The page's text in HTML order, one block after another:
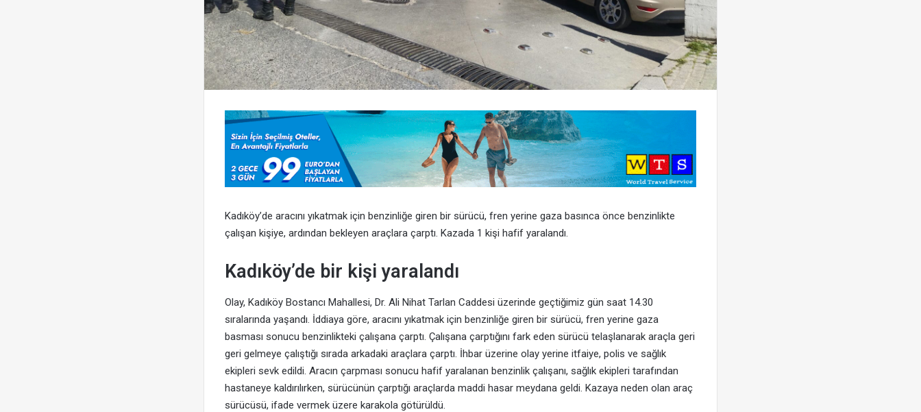
Kadıköy’de aracını yıkatmak için benzinliğe giren bir sürücü, fren yerine gaza basınca önce benzinlikte
çalışan kişiye, ardından bekleyen araçlara çarptı. Kazada 1 kişi hafif yaralandı.
Kadıköy’de bir kişi yaralandı
Olay, Kadıköy Bostancı Mahallesi, Dr. Ali Nihat Tarlan Caddesi üzerinde geçtiğimiz gün saat 14.30
sıralarında yaşandı. İddiaya göre, aracını yıkatmak için benzinliğe giren bir sürücü, fren yerine gaza
basması sonucu benzinlikteki çalışana çarptı. Çalışana çarptığını fark eden sürücü telaşlanarak araçla geri
geri gelmeye çalıştığı sırada arkadaki araçlara çarptı. İhbar üzerine olay yerine itfaiye, polis ve sağlık
ekipleri sevk edildi. Aracın çarpması sonucu hafif yaralanan benzinlik çalışanı, sağlık ekipleri tarafından
hastaneye kaldırılırken, sürücünün çarptığı araçlarda maddi hasar meydana geldi. Kazaya neden olan araç
sürücüsü, ifade vermek üzere karakola götürüldü.